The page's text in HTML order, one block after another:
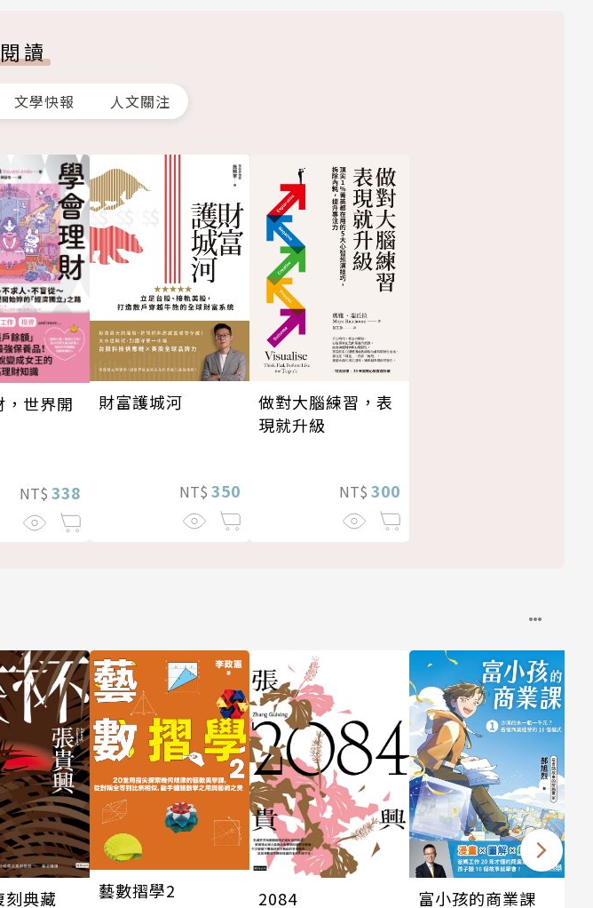
讀
文學快報 人文關注
世界開
NT$ 338
財富護城河
NT$ 350
做對大腦練習，表
現就升級
NT$ 300
刻典藏
藝數摺學2 2084
富小孩的商業課